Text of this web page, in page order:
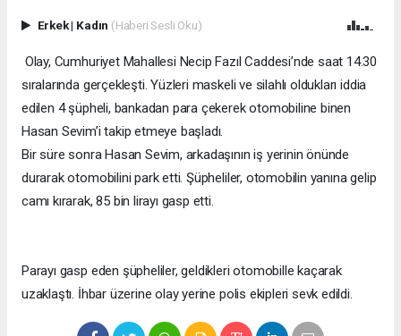
Erkek| Kadın (Haberi Sesli Oku)
Olay, Cumhuriyet Mahallesi Necip Fazıl Caddesi’nde saat 14.30
sıralarında gerçekleşti. Yüzleri maskeli ve silahlı oldukları iddia
edilen 4 şüpheli, bankadan para çekerek otomobiline binen
Hasan Sevim’i takip etmeye başladı.
Bir süre sonra Hasan Sevim, arkadaşının iş yerinin önünde
durarak otomobilini park etti. Şüpheliler, otomobilin yanına gelip
camı kırarak, 85 bin lirayı gasp etti.
Parayı gasp eden şüpheliler, geldikleri otomobille kaçarak
uzaklaştı. İhbar üzerine olay yerine polis ekipleri sevk edildi.